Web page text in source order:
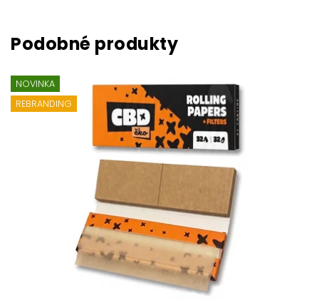
NOVINKA
REBRANDING